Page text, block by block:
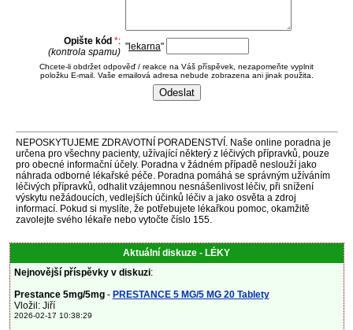
Opište kód *:
(kontrola spamu) " lekarna"
Chcete-li obdržet odpověď / reakce na Váš příspěvek, nezapomeňte vyplnit
položku E-mail. Vaše emailová adresa nebude zobrazena ani jinak použita.
NEPOSKYTUJEME ZDRAVOTNÍ PORADENSTVÍ. Naše online poradna je
určena pro všechny pacienty, užívající některý z léčivých přípravků, pouze
pro obecné informační účely. Poradna v žádném případě neslouží jako
náhrada odborné lékařské péče. Poradna pomáhá se správným užíváním
léčivých přípravků, odhalit vzájemnou nesnášenlivost léčiv, při snížení
výskytu nežádoucích, vedlejších účinků léčiv a jako osvěta a zdroj
informací. Pokud si myslíte, že potřebujete lékařkou pomoc, okamžitě
zavolejte svého lékaře nebo vytočte číslo 155.
Aktuální diskuze - LÉKY
Nejnovější příspěvky v diskuzi:
Prestance 5mg/5mg- PRESTANCE 5 MG/5 MG 20 Tablety
Vložil: Jiří
2026-02-17 10:38:29